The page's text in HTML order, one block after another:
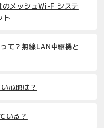
メッシュWi-Fiシステ
ト
て？無線LAN中継機と
心地は？
いる？